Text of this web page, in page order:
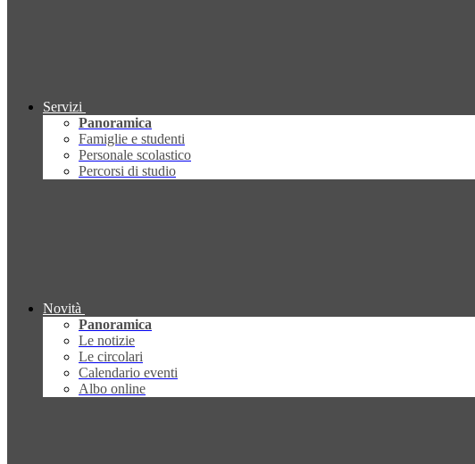
Servizi
Panoramica
Famiglie e studenti
Personale scolastico
Percorsi di studio
Novità
Panoramica
Le notizie
Le circolari
Calendario eventi
Albo online